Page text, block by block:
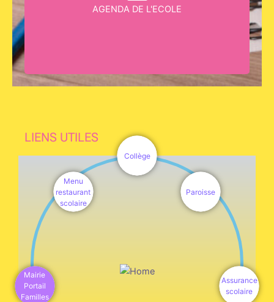
AGENDA DE L'ECOLE
LIENS UTILES
Mairie
Portail
Familles
Menu
restaurant
scolaire
Collège
Paroisse
Assurance
scolaire